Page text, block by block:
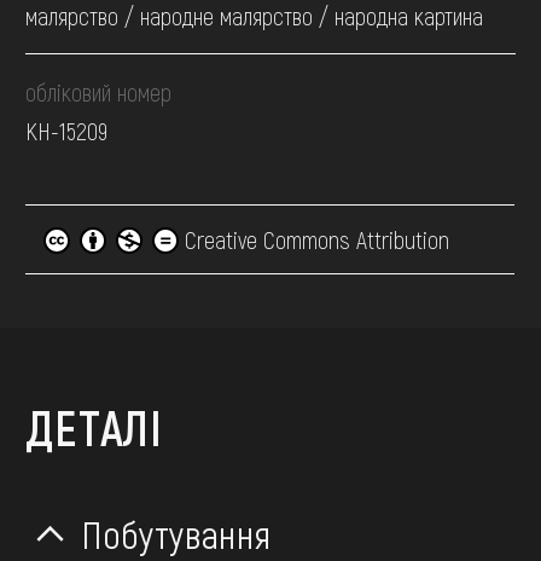
малярство / народне малярство / народна картина
обліковий номер
КН-15209
Creative Commons Attribution
ДЕТАЛІ
Побутування